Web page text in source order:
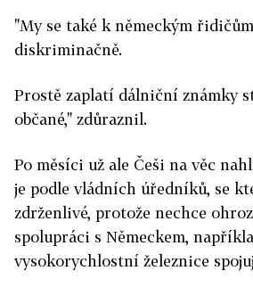
"My se také k německým
diskriminačně.
Prostě zaplatí dálniční známky
občané," zdůraznil.
Po měsíci už ale Češi na věc
je podle vládních úředníků, se
zdrženlivé, protože nechce
spolupráci s Německem,
vysokorychlostní železnice